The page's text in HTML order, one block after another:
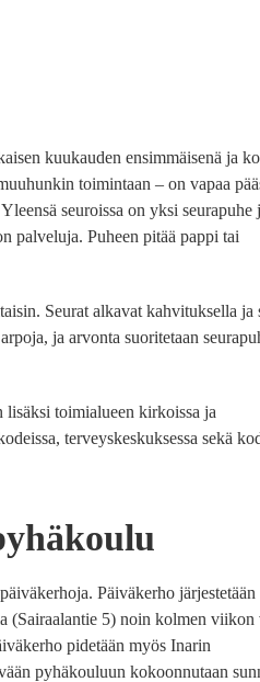
kuukauden ensimmäisenä ja
toimintaan – on vapaa
seuroissa on yksi seurapuhe
palveluja. Puheen pitää pappi tai
Seurat alkavat kahvituksella ja
ja arvonta suoritetaan
lisäksi toimialueen kirkoissa ja
terveyskeskuksessa sekä
Päiväkerho järjestetään
(Sairaalantie 5) noin kolmen viikon
pidetään myös Inarin
pyhäkouluun kokoonnutaan